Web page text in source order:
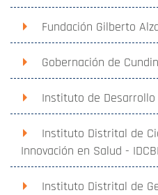
Fundación Gilberto
Gobernación de
Instituto de Desarrollo
Instituto Distrital de
Innovación en Salud -
Instituto Distrital de